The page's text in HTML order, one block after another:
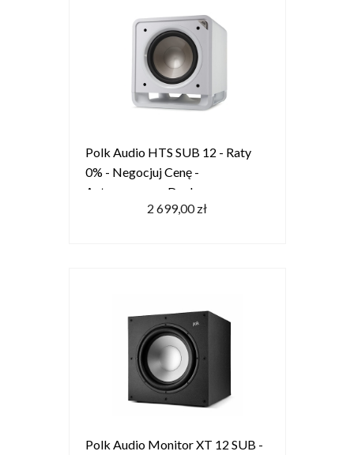
Polk Audio HTS SUB 12 - Raty
0% - Negocjuj Cenę -
Autoryzowany Dealer
2 699,00 zł
Polk Audio Monitor XT 12 SUB -